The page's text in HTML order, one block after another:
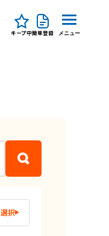
キープ中簡単登録 メニュー
選択